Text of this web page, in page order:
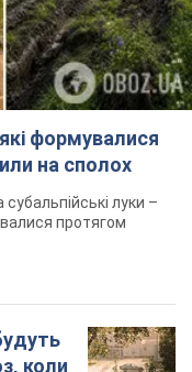
протягом
коли